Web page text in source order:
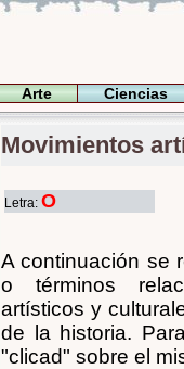
Arte Ciencias
Movimientos
Letra: O
A continuación se
o términos
artísticos y
de la historia.
"clicad" sobre el